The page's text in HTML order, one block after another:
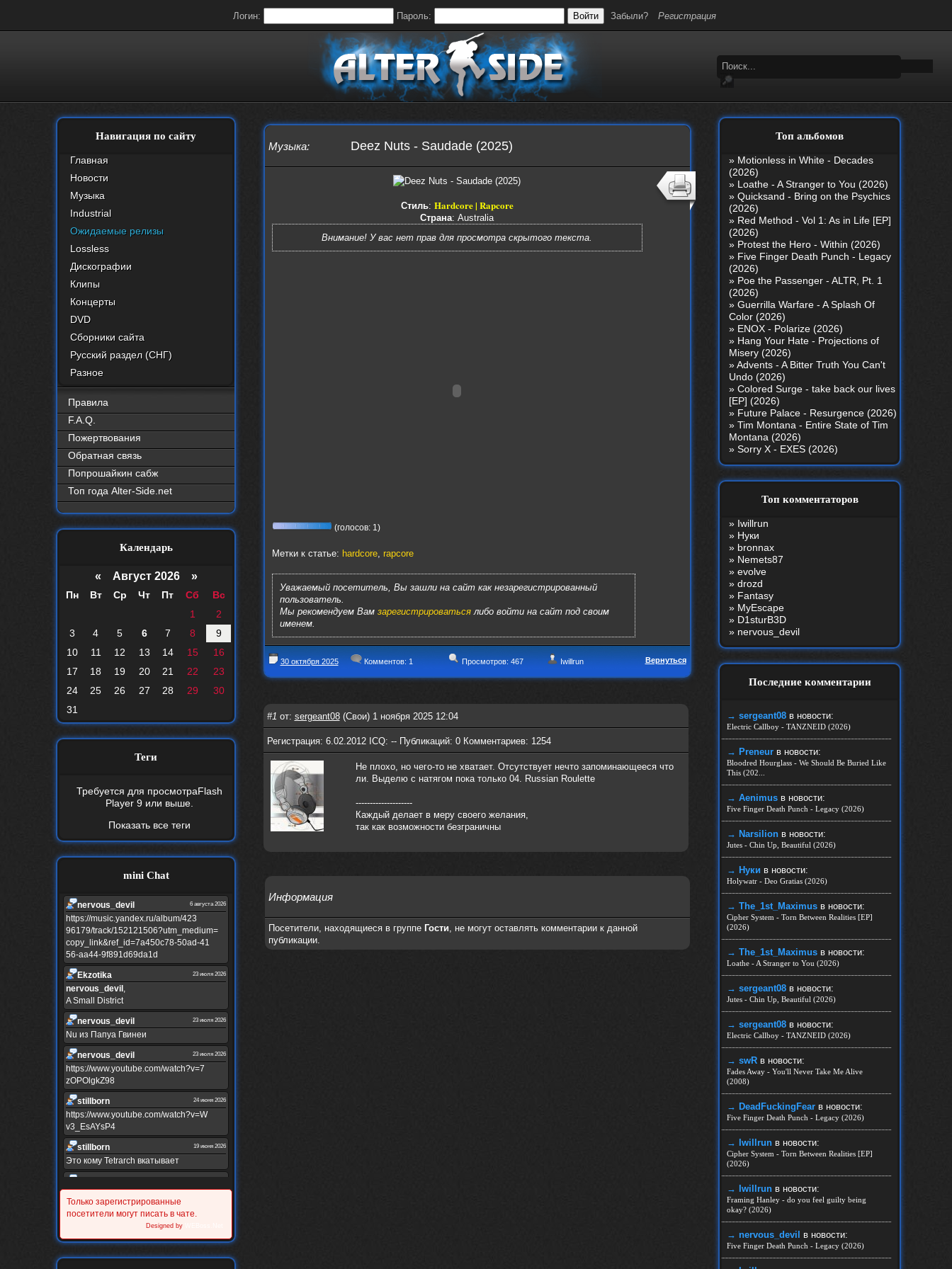
Логин: Пароль: Войти Забыли? Регистрация
Навигация по сайту
Главная
Новости
Музыка
Industrial
Ожидаемые релизы
Lossless
Дискографии
Клипы
Концерты
DVD
Сборники сайта
Русский раздел (СНГ)
Разное
Правила
F.A.Q.
Пожертвования
Обратная связь
Попрошайкин сабж
Топ года Alter-Side.net
Календарь
« Август 2026 »
Пн Вт Ср Чт Пт Сб
Вс
1
2
3
4 5 6 7 8
9
10
11 12 13 14 15
16
17
18 19 20 21 22
23
24
25 26 27 28 29
30
31
Теги
Требуется для просмотраFlash
Player 9 или выше.
Показать все теги
mini Chat
nеrvous_dеvil 6 августа 2026
https://music.yandex.ru/album/423
96179/track/152121506?utm_medium=
copy_link&ref_id=7a450c78-50ad-41
56-aa44-9f891d69da1d
Ekzotika 23 июля 2026
nеrvous_dеvil ,
A Small District
nеrvous_dеvil 23 июля 2026
Nu из Папуа Гвинеи
nеrvous_dеvil 23 июля 2026
https://www.youtube.com/watch?v=7
zOPOlgkZ98
stillborn 24 июня 2026
https://www.youtube.com/watch?v=W
v3_EsAYsP4
stillborn 19 июня 2026
Это кому Tetrarch вкатывает
XINRQPkrkA
https://www.youtube.com/watch?v=z
UVvJjZIu_U
Только зарегистрированные
посетители могут писать в чате.
Designed by
Музыка: Deez Nuts - Saudade (2025)
Стиль: Hardcore | Rapcore
Страна: Australia
Внимание! У вас нет прав для просмотра скрытого текста.
(голосов: 1)
Метки к статье: hardcore, rapcore
Уважаемый посетитель, Вы зашли на сайт как незарегистрированный
пользователь.
Мы рекомендуем Вам зарегистрироватьсялибо войти на сайт под своим
именем.
30 октября 2025 Комментов: 1 Просмотров: 467 Iwillrun Вернуться
#1 от: sergeant08(Свои) 1 ноября 2025 12:04
Регистрация: 6.02.2012 ICQ: -- Публикаций: 0 Комментариев: 1254
Не плохо, но чего-то не хватает. Отсутствует нечто запоминающееся что
ли. Выделю с натягом пока только 04. Russian Roulette
--------------------
Каждый делает в меру своего желания,
так как возможности безграничны
Информация
Посетители, находящиеся в группе Гости, не могут оставлять комментарии к данной
публикации.
Топ альбомов
» Motionless in White - Decades
(2026)
» Loathe - A Stranger to You (2026)
» Quicksand - Bring on the Psychics
(2026)
» Red Method - Vol 1: As in Life [EP]
(2026)
» Protest the Hero - Within (2026)
» Five Finger Death Punch - Legacy
(2026)
» Poe the Passenger - ALTR, Pt. 1
(2026)
» Guerrilla Warfare - A Splash Of
Color (2026)
» ENOX - Polarize (2026)
» Hang Your Hate - Projections of
Misery (2026)
»Advents - A Bitter Truth You Can't
Undo (2026)
» Colored Surge - take back our lives
[EP] (2026)
» Future Palace - Resurgence (2026)
» Tim Montana - Entire State of Tim
Montana (2026)
» Sorry X - EXES (2026)
Топ комментаторов
» Iwillrun
» Нуки
» bronnax
» Nemets87
» evolve
» drozd
» Fantasy
» MyEscape
» D1sturB3D
» nеrvous_dеvil
Последние комментарии
→ sergeant08 в новости:
Electric Callboy - TANZNEID (2026)
→ Preneur в новости:
Bloodred Hourglass - We Should Be Buried Like
This (202...
→ Aenimus в новости:
Five Finger Death Punch - Legacy (2026)
→ Narsilion в новости:
Jutes - Chin Up, Beautiful (2026)
→ Нуки в новости:
Holywatr - Deo Gratias (2026)
→ The_1st_Maximus в новости:
Cipher System - Torn Between Realities [EP]
(2026)
→ The_1st_Maximus в новости:
Loathe - A Stranger to You (2026)
→ sergeant08 в новости:
Jutes - Chin Up, Beautiful (2026)
→ sergeant08 в новости:
Electric Callboy - TANZNEID (2026)
→ swR в новости:
Fades Away - You'll Never Take Me Alive
(2008)
→ DeadFuckingFear в новости:
Five Finger Death Punch - Legacy (2026)
→ Iwillrun в новости:
Cipher System - Torn Between Realities [EP]
(2026)
→ Iwillrun в новости:
Framing Hanley - do you feel guilty being
okay? (2026)
→ nеrvous_dеvil в новости:
Five Finger Death Punch - Legacy (2026)